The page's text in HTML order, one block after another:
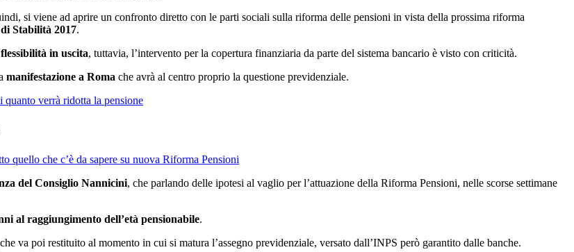
si viene ad aprire un confronto diretto con le parti sociali sulla riforma delle pensioni in vista della prossima riforma
di Stabilità 2017.
in uscita, tuttavia, l’intervento per la copertura finanziaria da parte del sistema bancario è visto con criticità.
manifestazione a Roma che avrà al centro proprio la questione previdenziale.
verrà ridotta la pensione
quello che c’è da sapere su nuova Riforma Pensioni
del Consiglio Nannicini, che parlando delle ipotesi al vaglio per l’attuazione della Riforma Pensioni, nelle scorse settimane
al raggiungimento dell’età pensionabile.
va poi restituito al momento in cui si matura l’assegno previdenziale, versato dall’INPS però garantito dalle banche.